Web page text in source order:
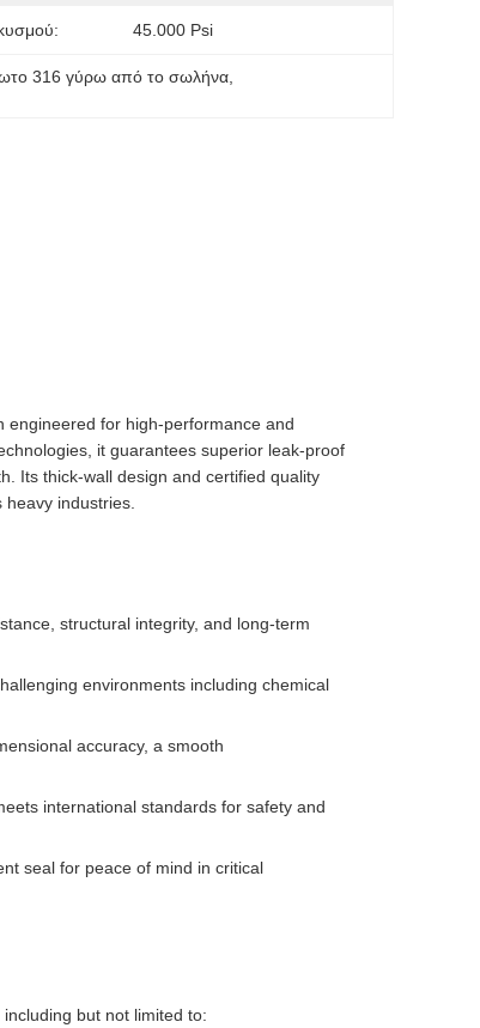
45.000 Psi
316 γύρω από το σωλήνα
engineered for high-performance and
it guarantees superior leak-proof
Its thick-wall design and certified quality
industries.
structural integrity, and long-term
environments including chemical
accuracy, a smooth
international standards for safety and
seal for peace of mind in critical
but not limited to: